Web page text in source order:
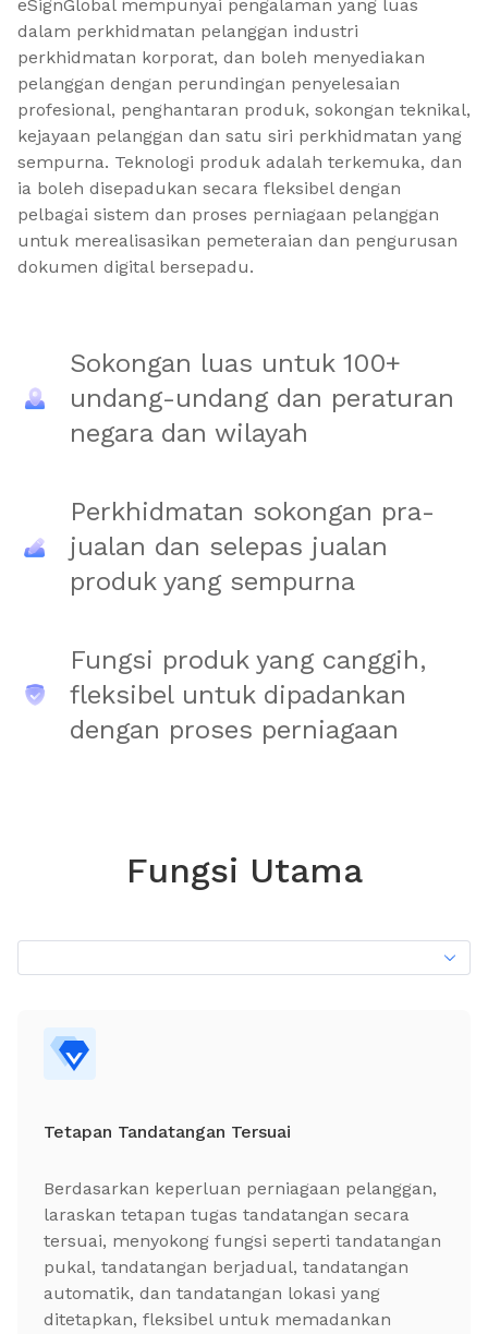
eSignGlobal mempunyai pengalaman yang luas
dalam perkhidmatan pelanggan industri
perkhidmatan korporat, dan boleh menyediakan
pelanggan dengan perundingan penyelesaian
profesional, penghantaran produk, sokongan teknikal,
kejayaan pelanggan dan satu siri perkhidmatan yang
sempurna. Teknologi produk adalah terkemuka, dan
ia boleh disepadukan secara fleksibel dengan
pelbagai sistem dan proses perniagaan pelanggan
untuk merealisasikan pemeteraian dan pengurusan
dokumen digital bersepadu.
Sokongan luas untuk 100+
undang-undang dan peraturan
negara dan wilayah
Perkhidmatan sokongan pra-
jualan dan selepas jualan
produk yang sempurna
Fungsi produk yang canggih,
fleksibel untuk dipadankan
dengan proses perniagaan
Fungsi Utama
Tetapan Tandatangan Tersuai
Berdasarkan keperluan perniagaan pelanggan,
laraskan tetapan tugas tandatangan secara
tersuai, menyokong fungsi seperti tandatangan
pukal, tandatangan berjadual, tandatangan
automatik, dan tandatangan lokasi yang
ditetapkan, fleksibel untuk memadankan